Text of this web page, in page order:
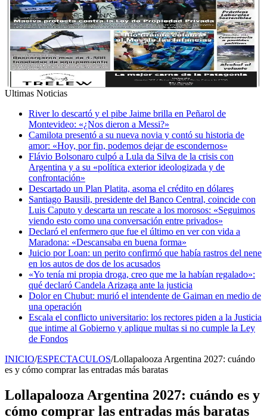
Ultimas Noticias
River lo descartó y el pibe Jaime brilla en Peñarol de
Montevideo: «¿Nos dieron a Messi?»
Camilota presentó a su nueva novia y contó su historia de
amor: «Hoy, por fin, podemos dejar de escondernos»
Flávio Bolsonaro culpó a Lula da Silva de la crisis con
Argentina y a su «política exterior ideologizada y de
confrontación»
Descartado un Plan Platita, asoma el crédito en dólares
Santiago Bausili, presidente del Banco Central, coincide con
Luis Caputo y descarta un rescate a los morosos: «Seguimos
viendo esto como una conversación entre privados»
Declaró el enfermero que fue el último en ver con vida a
Maradona: «Descansaba en buena forma»
Juicio por Loan: un perito confirmó que había rastros del nene
en los autos de dos de los acusados
«Yo tenía mi propia droga, creo que me la habían regalado»:
qué declaró Candela Arizaga ante la justicia
Dolor en Chubut: murió el intendente de Gaiman en medio de
una operación
Escala el conflicto universitario: los rectores piden a la Justicia
que intime al Gobierno y aplique multas si no cumple la Ley
de Fondos
INICIO/ESPECTACULOS/Lollapalooza Argentina 2027: cuándo
es y cómo comprar las entradas más baratas
Lollapalooza Argentina 2027: cuándo es y
cómo comprar las entradas más baratas